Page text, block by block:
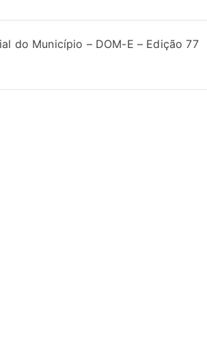
do Município – DOM-E – Edição 77